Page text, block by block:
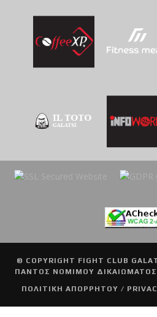
© COPYRIGHT FIGHT CLUB
ΠΑΝΤΟΣ ΝΟΜΙΜΟΥ ΔΙΚΑΙΩΜΑΤΟΣ.
ΠΟΛΙΤΙΚΗ ΑΠΟΡΡΗΤΟΥ /